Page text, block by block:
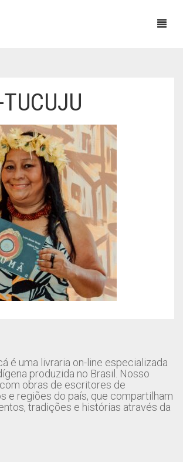
é uma livraria on-line especializada
produzida no Brasil. Nosso
obras de escritores de
e regiões do país, que compartilham
tradições e histórias através da